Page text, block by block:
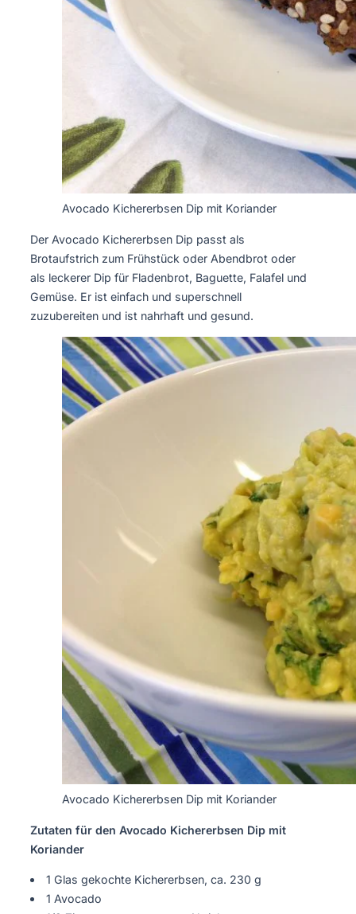
Avocado Kichererbsen Dip mit Koriander
Der Avocado Kichererbsen Dip passt als
Brotaufstrich zum Frühstück oder Abendbrot oder
als leckerer Dip für Fladenbrot, Baguette, Falafel und
Gemüse. Er ist einfach und superschnell
zuzubereiten und ist nahrhaft und gesund.
Avocado Kichererbsen Dip mit Koriander
Zutaten für den Avocado Kichererbsen Dip mit
Koriander
1 Glas gekochte Kichererbsen, ca. 230 g
1 Avocado